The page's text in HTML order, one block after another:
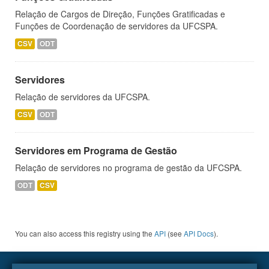
Relação de Cargos de Direção, Funções Gratificadas e
Funções de Coordenação de servidores da UFCSPA.
CSV ODT
Servidores
Relação de servidores da UFCSPA.
CSV ODT
Servidores em Programa de Gestão
Relação de servidores no programa de gestão da UFCSPA.
ODT CSV
You can also access this registry using the API (see API Docs).